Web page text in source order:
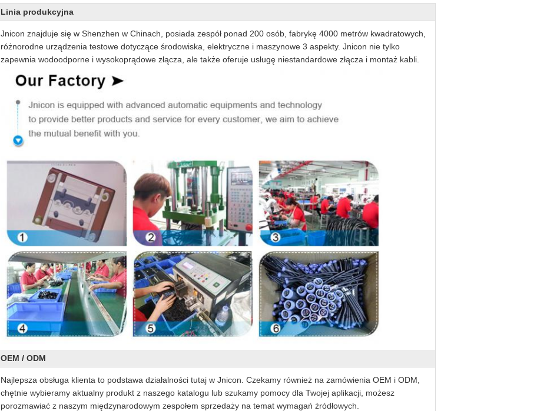
Nasz zespół
Linia produkcyjna
Jnicon znajduje się w Shenzhen w Chinach, posiada zespół ponad 200 osób, fabrykę 4000 metrów kwadratowych,
różnorodne urządzenia testowe dotyczące środowiska, elektryczne i maszynowe 3 aspekty. Jnicon nie tylko
zapewnia wodoodporne i wysokoprądowe złącza, ale także oferuje usługę niestandardowe złącza i montaż kabli.
OEM / ODM
Najlepsza obsługa klienta to podstawa działalności tutaj w Jnicon. Czekamy również na zamówienia OEM i ODM,
chętnie wybieramy aktualny produkt z naszego katalogu lub szukamy pomocy dla Twojej aplikacji, możesz
porozmawiać z naszym międzynarodowym zespołem sprzedaży na temat wymagań źródłowych.